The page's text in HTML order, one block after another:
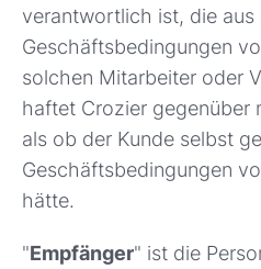
verantwortlich ist, die aus
Geschäftsbedingungen
solchen Mitarbeiter oder
haftet Crozier gegenüber
als ob der Kunde selbst
Geschäftsbedingungen
hätte.
"Empfänger" ist die